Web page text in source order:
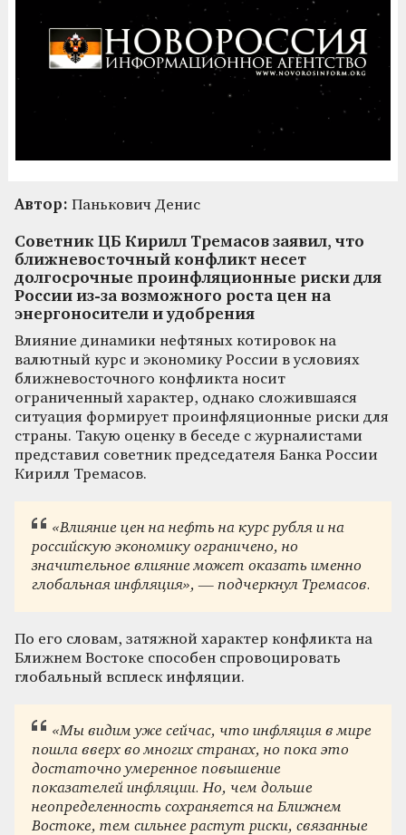
Автор: Панькович Денис
Советник ЦБ Кирилл Тремасов заявил, что
ближневосточный конфликт несет
долгосрочные проинфляционные риски для
России из-за возможного роста цен на
энергоносители и удобрения
Влияние динамики нефтяных котировок на
валютный курс и экономику России в условиях
ближневосточного конфликта носит
ограниченный характер, однако сложившаяся
ситуация формирует проинфляционные риски для
страны. Такую оценку в беседе с журналистами
представил советник председателя Банка России
Кирилл Тремасов.
«Влияние цен на нефть на курс рубля и на
российскую экономику ограничено, но
значительное влияние может оказать именно
глобальная инфляция», — подчеркнул Тремасов.
По его словам, затяжной характер конфликта на
Ближнем Востоке способен спровоцировать
глобальный всплеск инфляции.
«Мы видим уже сейчас, что инфляция в мире
пошла вверх во многих странах, но пока это
достаточно умеренное повышение
показателей инфляции. Но, чем дольше
неопределенность сохраняется на Ближнем
Востоке, тем сильнее растут риски, связанные